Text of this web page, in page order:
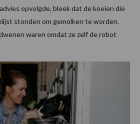
opvolgde, bleek dat de koeien die
stonden om gemolken te worden,
waren omdat ze zelf de robot